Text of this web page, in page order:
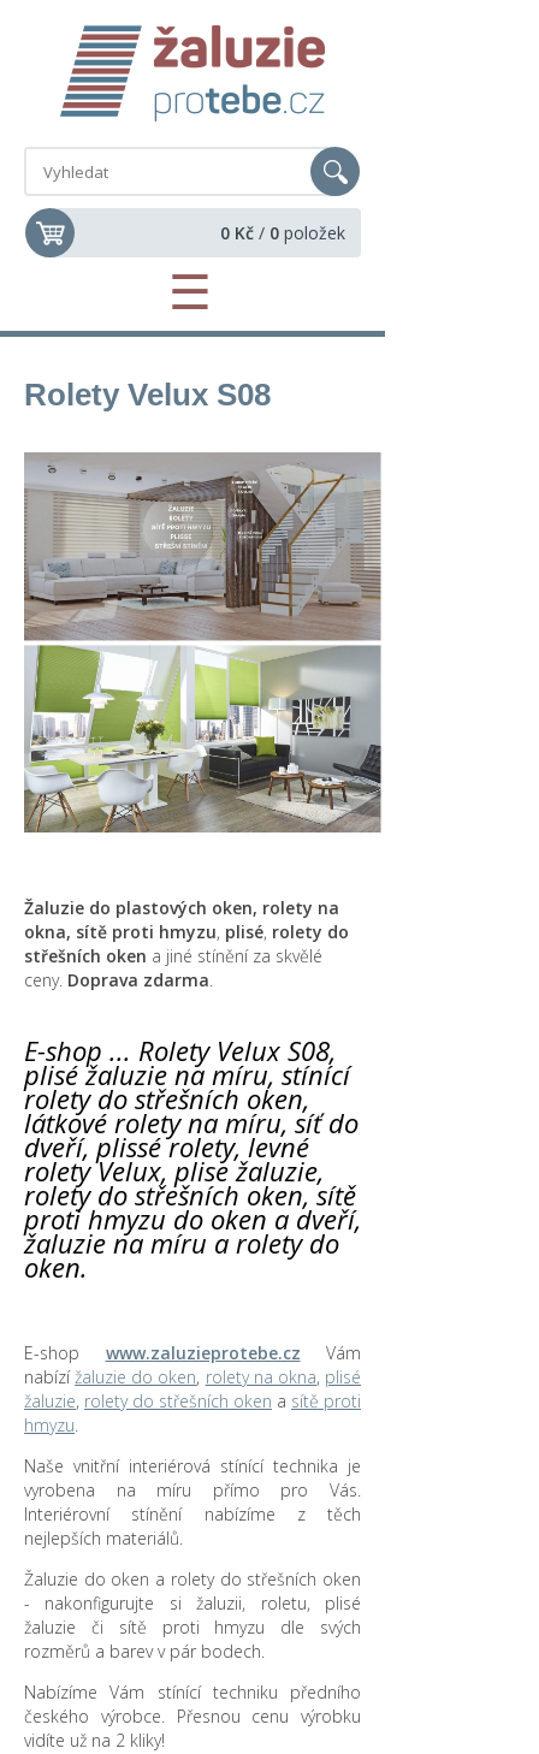
0 Kč / 0 položek
☰
Rolety Velux S08
Žaluzie do plastových oken, rolety na
okna, sítě proti hmyzu, plisé, rolety do
střešních oken a jiné stínění za skvělé
ceny. Doprava zdarma.
E-shop ... Rolety Velux S08,
plisé žaluzie na míru, stínící
rolety do střešních oken,
látkové rolety na míru, síť do
dveří, plissé rolety, levné
rolety Velux, plise žaluzie,
rolety do střešních oken, sítě
proti hmyzu do oken a dveří,
žaluzie na míru a rolety do
oken.
E-shop www.zaluzieprotebe.cz Vám
nabízížaluzie do oken, rolety na okna, plisé
žaluzie, rolety do střešních oken a sítě proti
hmyzu.
Naše vnitřní interiérová stínící technika je
vyrobena na míru přímo pro Vás.
Interiérovní stínění nabízíme z těch
nejlepších materiálů.
Žaluzie do oken a rolety do střešních oken
- nakonfigurujte si žaluzii, roletu, plisé
žaluzie či sítě proti hmyzu dle svých
rozměrů a barev v pár bodech.
Nabízíme Vám stínící techniku předního
českého výrobce. Přesnou cenu výrobku
vidíte už na 2 kliky!